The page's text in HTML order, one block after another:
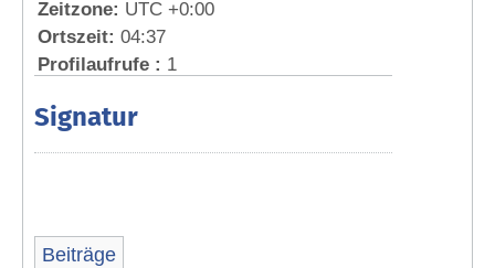
Zeitzone: UTC +0:00
Ortszeit: 04:37
Profilaufrufe : 1
Signatur
Beiträge